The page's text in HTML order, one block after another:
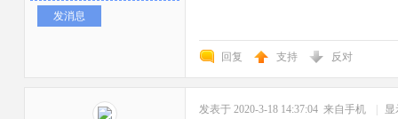
发消息
回复 支持 反对
发表于 2020-3-18 14:37:04 来自手机 显